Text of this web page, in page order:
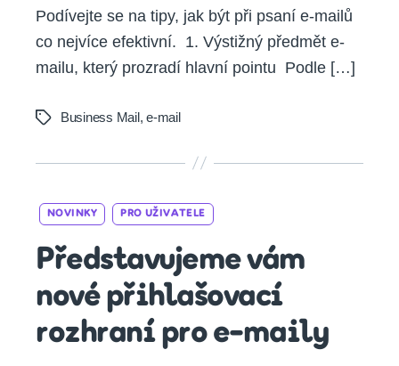
Podívejte se na tipy, jak být při psaní e-mailů
co nejvíce efektivní. 1. Výstižný předmět e-
mailu, který prozradí hlavní pointu Podle […]
Tags Business Mail,e-mail
Categories
NOVINKY PRO UŽIVATELE
Představujeme vám
nové přihlašovací
rozhraní pro e-maily